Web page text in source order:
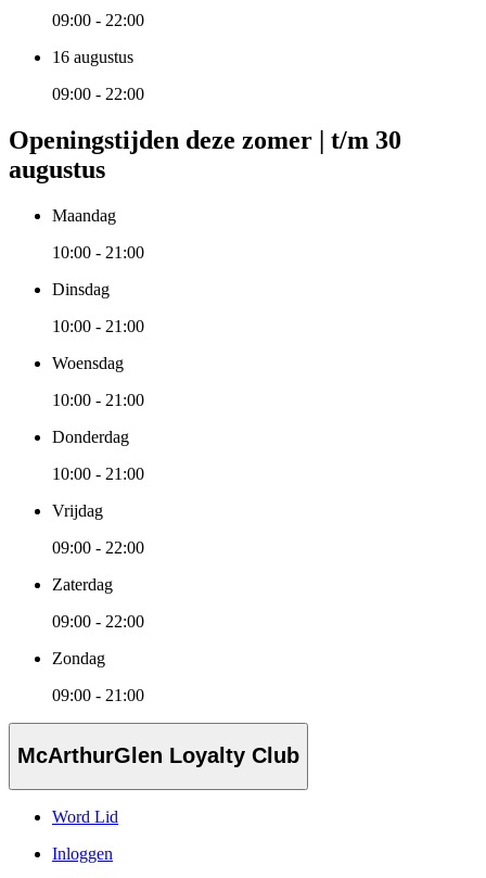
09:00 - 22:00
16 augustus
09:00 - 22:00
Openingstijden deze zomer | t/m 30
augustus
Maandag
10:00 - 21:00
Dinsdag
10:00 - 21:00
Woensdag
10:00 - 21:00
Donderdag
10:00 - 21:00
Vrijdag
09:00 - 22:00
Zaterdag
09:00 - 22:00
Zondag
09:00 - 21:00
McArthurGlen Loyalty Club
Word Lid
Inloggen